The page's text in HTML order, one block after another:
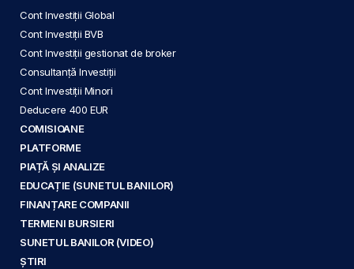
Cont Investiții Global
Cont Investiții BVB
Cont Investiții gestionat de broker
Consultanță Investiții
Cont Investiții Minori
Deducere 400 EUR
COMISIOANE
PLATFORME
PIAȚĂ ȘI ANALIZE
EDUCAȚIE (SUNETUL BANILOR)
FINANȚARE COMPANII
TERMENI BURSIERI
SUNETUL BANILOR (VIDEO)
ȘTIRI